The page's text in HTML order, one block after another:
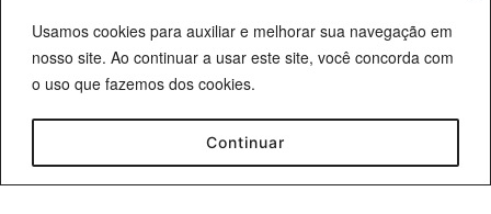
Usamos cookies para auxiliar e melhorar sua navegação em
nosso site. Ao continuar a usar este site, você concorda com
o uso que fazemos dos cookies.
Continuar
© 2025 Fundação Procon – SP – Todos os direitos reservados. |
Site desenvolvido pela PRODESP.